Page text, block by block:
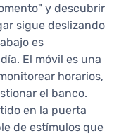
y descubrir
sigue deslizando
es
El móvil es una
horarios,
el banco.
en la puerta
de estímulos que